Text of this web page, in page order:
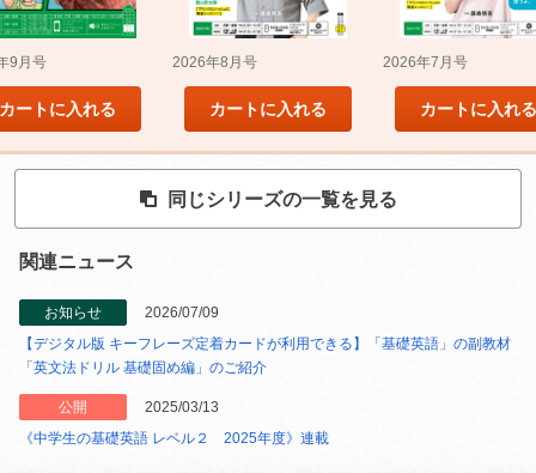
9月号
カートに入れる
2026年8月号
カートに入れる
2026年7月号
カートに入れる
同じシリーズの一覧を見る
関連ニュース
お知らせ
2026/07/09
【デジタル版 キーフレーズ定着カードが利用できる】「基礎英語」の副教材
「英文法ドリル 基礎固め編」のご紹介
公開
2025/03/13
《中学生の基礎英語 レベル２ 2025年度》連載